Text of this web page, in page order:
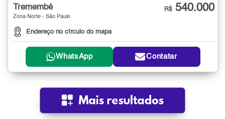
Tremembé
Zona Norte - São Paulo
Endereço no círculo do mapa
R$ 540.000
WhatsApp Contatar